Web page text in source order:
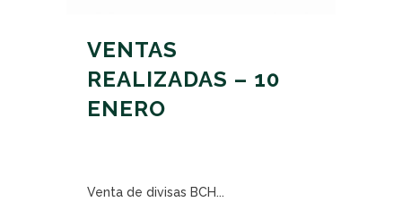
VENTAS
REALIZADAS – 10
ENERO
Venta de divisas BCH...